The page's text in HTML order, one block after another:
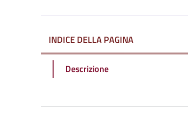
INDICE DELLA PAGINA
Descrizione